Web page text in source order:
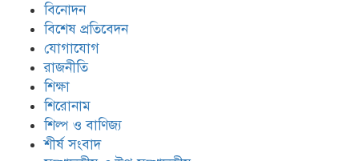
বিনোদন
বিশেষ প্রতিবেদন
যোগাযোগ
রাজনীতি
শিক্ষা
শিরোনাম
শিল্প ও বাণিজ্য
শীর্ষ সংবাদ